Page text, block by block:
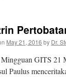
May 21, 2016 by Dr.
GITS 21
Paulus